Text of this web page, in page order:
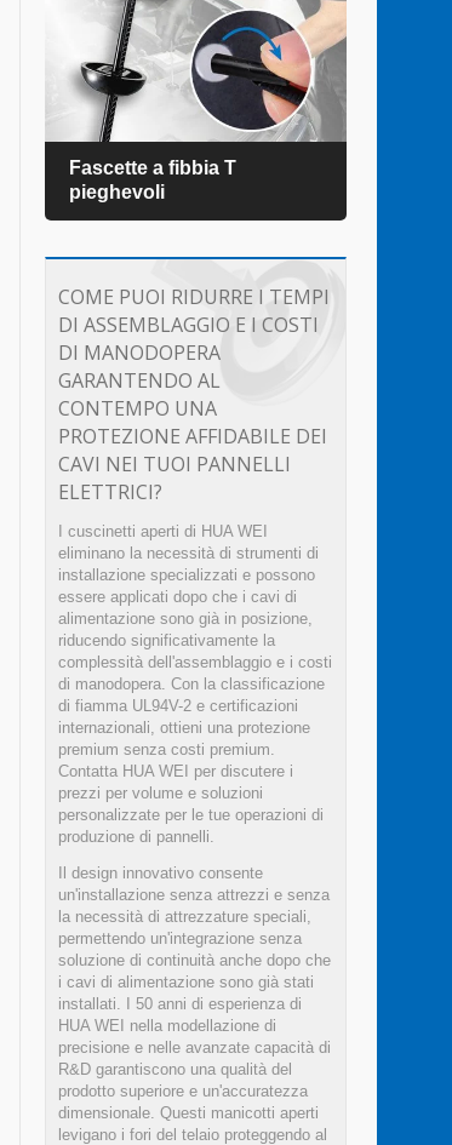
Fascette a fibbia T
pieghevoli
COME PUOI RIDURRE I TEMPI
DI ASSEMBLAGGIO E I COSTI
DI MANODOPERA
GARANTENDO AL
CONTEMPO UNA
PROTEZIONE AFFIDABILE DEI
CAVI NEI TUOI PANNELLI
ELETTRICI?
I cuscinetti aperti di HUA WEI
eliminano la necessità di strumenti di
installazione specializzati e possono
essere applicati dopo che i cavi di
alimentazione sono già in posizione,
riducendo significativamente la
complessità dell'assemblaggio e i costi
di manodopera. Con la classificazione
di fiamma UL94V-2 e certificazioni
internazionali, ottieni una protezione
premium senza costi premium.
Contatta HUA WEI per discutere i
prezzi per volume e soluzioni
personalizzate per le tue operazioni di
produzione di pannelli.
Il design innovativo consente
un'installazione senza attrezzi e senza
la necessità di attrezzature speciali,
permettendo un'integrazione senza
soluzione di continuità anche dopo che
i cavi di alimentazione sono già stati
installati. I 50 anni di esperienza di
HUA WEI nella modellazione di
precisione e nelle avanzate capacità di
R&D garantiscono una qualità del
prodotto superiore e un'accuratezza
dimensionale. Questi manicotti aperti
levigano i fori del telaio proteggendo al